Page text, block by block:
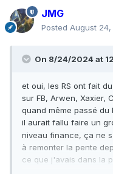
JMG
Posted August
On 8/24/2024 at
et oui, les RS ont fait
sur FB, Arwen, Xaxier,
quand même passé du
il aurait fallu faire un
niveau finance, ça ne
à remonter la pente
ce que j'avais dans la